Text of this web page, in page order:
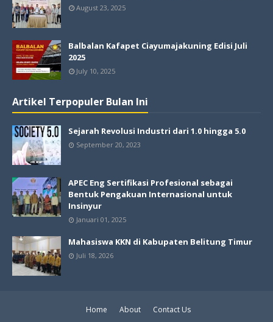
August 23, 2025
Balbalan Kafapet Ciayumajakuning Edisi Juli
2025
July 10, 2025
Artikel Terpopuler Bulan Ini
Sejarah Revolusi Industri dari 1.0 hingga 5.0
September 20, 2023
APEC Eng Sertifikasi Profesional sebagai
Bentuk Pengakuan Internasional untuk
Insinyur
Januari 01, 2025
Mahasiswa KKN di Kabupaten Belitung Timur
Juli 18, 2026
Home About Contact Us